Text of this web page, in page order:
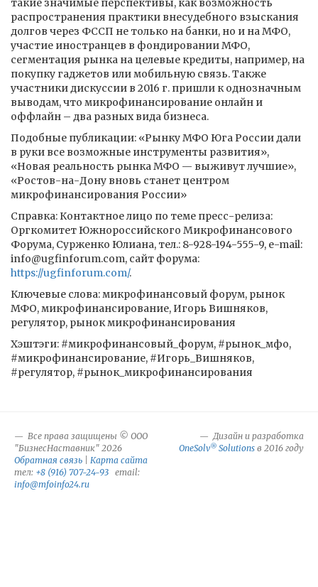
такие значимые перспективы, как возможность
распространения практики внесудебного взыскания
долгов через ФССП не только на банки, но и на МФО,
участие иностранцев в фондировании МФО,
сегментация рынка на целевые кредиты, например, на
покупку гаджетов или мобильную связь. Также
участники дискуссии в 2016 г. пришли к однозначным
выводам, что микрофинансирование онлайн и
оффлайн – два разных вида бизнеса.
Подобные публикации: «Рынку МФО Юга России дали
в руки все возможные инструменты развития»,
«Новая реальность рынка МФО — выживут лучшие»,
«Ростов-на-Дону вновь станет центром
микрофинансирования России»
Справка: Контактное лицо по теме пресс-релиза:
Оргкомитет Южнороссийского Микрофинансового
Форума, Сурженко Юлиана, тел.: 8-928-194-555-9, e-mail:
info@ugfinforum.com, сайт форума:
https://ugfinforum.com/.
Ключевые слова: микрофинансовый форум, рынок
МФО, микрофинансирование, Игорь Вишняков,
регулятор, рынок микрофинансирования
Хэштэги: #микрофинансовый_форум, #рынок_мфо,
#микрофинансирование, #Игорь_Вишняков,
#регулятор, #рынок_микрофинансирования
Все права защищены © ООО
"БизнесНаставник" 2026
Обратная связь
Карта сайта
тел: +8 (916) 707-24-93 email:
info@mfoinfo24.ru
Дизайн и разработка
OneSolv® Solutions в 2016 году